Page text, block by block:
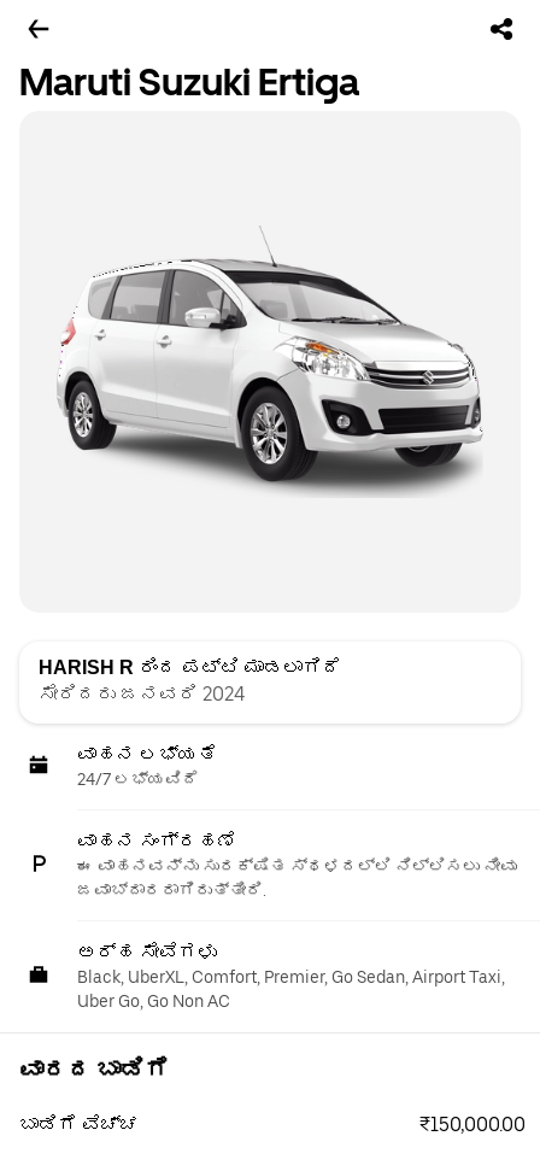
Maruti Suzuki Ertiga
HARISH R ರಿಂದ ಪಟ್ಟಿ ಮಾಡಲಾಗಿದೆ
ಸೇರಿದರು ಜನವರಿ 2024
ವಾಹನ ಲಭ್ಯತೆ
24/7 ಲಭ್ಯವಿದೆ
ವಾಹನ ಸಂಗ್ರಹಣೆ
ಈ ವಾಹನವನ್ನು ಸುರಕ್ಷಿತ ಸ್ಥಳದಲ್ಲಿ ನಿಲ್ಲಿಸಲು ನೀವು
ಜವಾಬ್ದಾರರಾಗಿರುತ್ತೀರಿ.
ಅರ್ಹ ಸೇವೆಗಳು
Black, UberXL, Comfort, Premier, Go Sedan, Airport Taxi,
Uber Go, Go Non AC
ವಾರದ ಬಾಡಿಗೆ
ಬಾಡಿಗೆ ವೆಚ್ಚ ₹150,000.00